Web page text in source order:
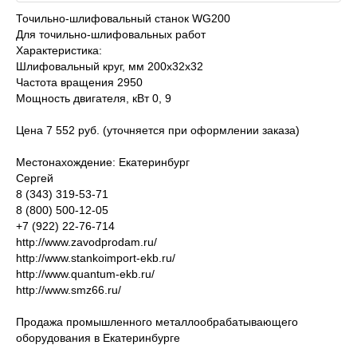
Точильно-шлифовальный станок WG200
Для точильно-шлифовальных работ
Характеристика:
Шлифовальный круг, мм 200x32x32
Частота вращения 2950
Мощность двигателя, кВт 0, 9
Цена 7 552 руб. (уточняется при оформлении заказа)
Местонахождение: Екатеринбург
Сергей
8 (343) 319-53-71
8 (800) 500-12-05
+7 (922) 22-76-714
http://www.zavodprodam.ru/
http://www.stankoimport-ekb.ru/
http://www.quantum-ekb.ru/
http://www.smz66.ru/
Продажа промышленного металлообрабатывающего
оборудования в Екатеринбурге